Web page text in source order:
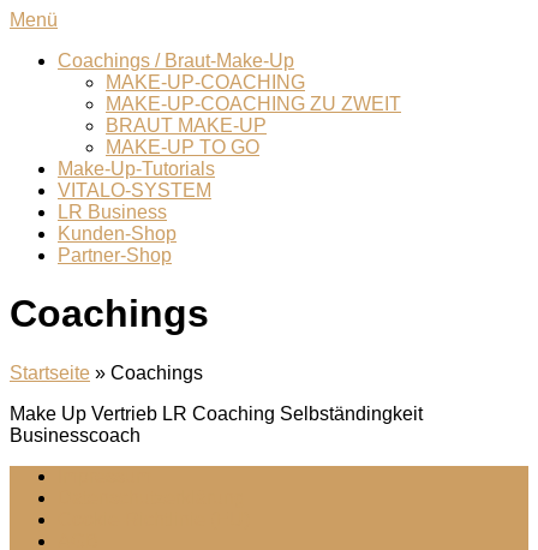
Zum
springen
Menü
Coachings / Braut-Make-Up
MAKE-UP-COACHING
MAKE-UP-COACHING ZU ZWEIT
BRAUT MAKE-UP
MAKE-UP TO GO
Make-Up-Tutorials
VITALO-SYSTEM
LR Business
Kunden-Shop
Partner-Shop
Coachings
Startseite » Coachings
Make Up Vertrieb LR Coaching Selbständingkeit
Businesscoach